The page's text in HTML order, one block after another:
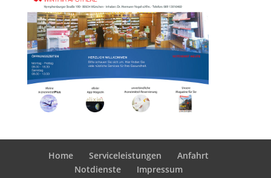
Home Serviceleistungen
Anfahrt
Notdienste
Impressum